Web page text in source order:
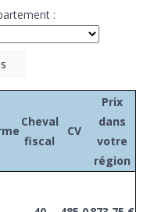
:
Cheval
fiscal
CV
Prix
dans
votre
région